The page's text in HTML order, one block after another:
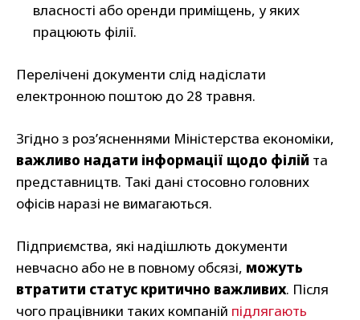
власності або оренди приміщень, у яких
працюють філії.
Перелічені документи слід надіслати
електронною поштою до 28 травня.
Згідно з роз’ясненнями Міністерства економіки,
важливо надати інформації щодо філій та
представництв. Такі дані стосовно головних
офісів наразі не вимагаються.
Підприємства, які надішлють документи
невчасно або не в повному обсязі, можуть
втратити статус критично важливих. Після
чого працівники таких компаній підлягають